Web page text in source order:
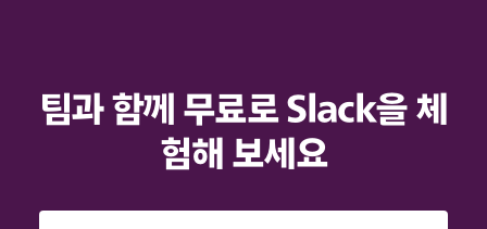
팀과 함께 무료로 Slack을 체
험해 보세요